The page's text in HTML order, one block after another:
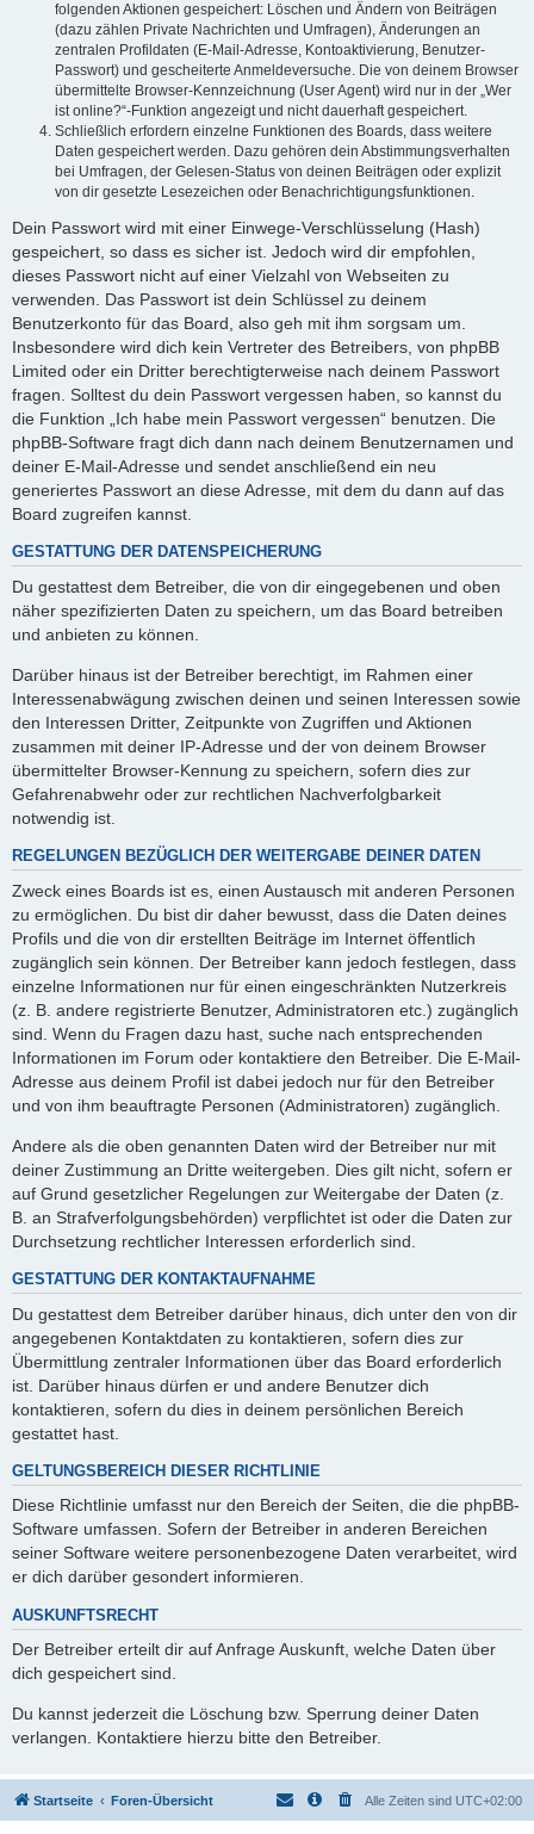
folgenden Aktionen gespeichert: Löschen und Ändern von Beiträgen
(dazu zählen Private Nachrichten und Umfragen), Änderungen an
zentralen Profildaten (E-Mail-Adresse, Kontoaktivierung, Benutzer-
Passwort) und gescheiterte Anmeldeversuche. Die von deinem Browser
übermittelte Browser-Kennzeichnung (User Agent) wird nur in der „Wer
ist online?“-Funktion angezeigt und nicht dauerhaft gespeichert.
Schließlich erfordern einzelne Funktionen des Boards, dass weitere
Daten gespeichert werden. Dazu gehören dein Abstimmungsverhalten
bei Umfragen, der Gelesen-Status von deinen Beiträgen oder explizit
von dir gesetzte Lesezeichen oder Benachrichtigungsfunktionen.
Dein Passwort wird mit einer Einwege-Verschlüsselung (Hash)
gespeichert, so dass es sicher ist. Jedoch wird dir empfohlen,
dieses Passwort nicht auf einer Vielzahl von Webseiten zu
verwenden. Das Passwort ist dein Schlüssel zu deinem
Benutzerkonto für das Board, also geh mit ihm sorgsam um.
Insbesondere wird dich kein Vertreter des Betreibers, von phpBB
Limited oder ein Dritter berechtigterweise nach deinem Passwort
fragen. Solltest du dein Passwort vergessen haben, so kannst du
die Funktion „Ich habe mein Passwort vergessen“ benutzen. Die
phpBB-Software fragt dich dann nach deinem Benutzernamen und
deiner E-Mail-Adresse und sendet anschließend ein neu
generiertes Passwort an diese Adresse, mit dem du dann auf das
Board zugreifen kannst.
GESTATTUNG DER DATENSPEICHERUNG
Du gestattest dem Betreiber, die von dir eingegebenen und oben
näher spezifizierten Daten zu speichern, um das Board betreiben
und anbieten zu können.
Darüber hinaus ist der Betreiber berechtigt, im Rahmen einer
Interessenabwägung zwischen deinen und seinen Interessen sowie
den Interessen Dritter, Zeitpunkte von Zugriffen und Aktionen
zusammen mit deiner IP-Adresse und der von deinem Browser
übermittelter Browser-Kennung zu speichern, sofern dies zur
Gefahrenabwehr oder zur rechtlichen Nachverfolgbarkeit
notwendig ist.
REGELUNGEN BEZÜGLICH DER WEITERGABE DEINER DATEN
Zweck eines Boards ist es, einen Austausch mit anderen Personen
zu ermöglichen. Du bist dir daher bewusst, dass die Daten deines
Profils und die von dir erstellten Beiträge im Internet öffentlich
zugänglich sein können. Der Betreiber kann jedoch festlegen, dass
einzelne Informationen nur für einen eingeschränkten Nutzerkreis
(z. B. andere registrierte Benutzer, Administratoren etc.) zugänglich
sind. Wenn du Fragen dazu hast, suche nach entsprechenden
Informationen im Forum oder kontaktiere den Betreiber. Die E-Mail-
Adresse aus deinem Profil ist dabei jedoch nur für den Betreiber
und von ihm beauftragte Personen (Administratoren) zugänglich.
Andere als die oben genannten Daten wird der Betreiber nur mit
deiner Zustimmung an Dritte weitergeben. Dies gilt nicht, sofern er
auf Grund gesetzlicher Regelungen zur Weitergabe der Daten (z.
B. an Strafverfolgungsbehörden) verpflichtet ist oder die Daten zur
Durchsetzung rechtlicher Interessen erforderlich sind.
GESTATTUNG DER KONTAKTAUFNAHME
Du gestattest dem Betreiber darüber hinaus, dich unter den von dir
angegebenen Kontaktdaten zu kontaktieren, sofern dies zur
Übermittlung zentraler Informationen über das Board erforderlich
ist. Darüber hinaus dürfen er und andere Benutzer dich
kontaktieren, sofern du dies in deinem persönlichen Bereich
gestattet hast.
GELTUNGSBEREICH DIESER RICHTLINIE
Diese Richtlinie umfasst nur den Bereich der Seiten, die die phpBB-
Software umfassen. Sofern der Betreiber in anderen Bereichen
seiner Software weitere personenbezogene Daten verarbeitet, wird
er dich darüber gesondert informieren.
AUSKUNFTSRECHT
Der Betreiber erteilt dir auf Anfrage Auskunft, welche Daten über
dich gespeichert sind.
Du kannst jederzeit die Löschung bzw. Sperrung deiner Daten
verlangen. Kontaktiere hierzu bitte den Betreiber.
Startseite Foren-Übersicht Alle Zeiten sind UTC+02:00